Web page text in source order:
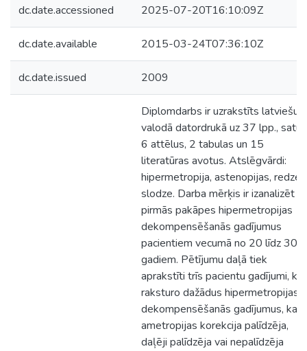
dc.date.accessioned 2025-07-20T16:10:09Z
dc.date.available 2015-03-24T07:36:10Z
dc.date.issued 2009
Diplomdarbs ir uzrakstīts latviešu
valodā datordrukā uz 37 lpp., satur
6 attēlus, 2 tabulas un 15
literatūras avotus. Atslēgvārdi:
hipermetropija, astenopijas, redzes
slodze. Darba mērķis ir izanalizēt
pirmās pakāpes hipermetropijas
dekompensēšanās gadījumus
pacientiem vecumā no 20 līdz 30
gadiem. Pētījumu daļā tiek
aprakstīti trīs pacientu gadījumi,
raksturo dažādus hipermetropijas
dekompensēšanās gadījumus, kad
ametropijas korekcija palīdzēja,
daļēji palīdzēja vai nepalīdzēja